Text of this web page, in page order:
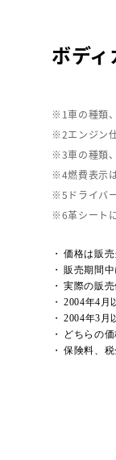
ボディ
車の種類
エンジン
車の種類
燃費表示
ドライバ
革シート
価格は販
販売期間
実際の販
2004年4月
2004年3月
どちらの
保険料、